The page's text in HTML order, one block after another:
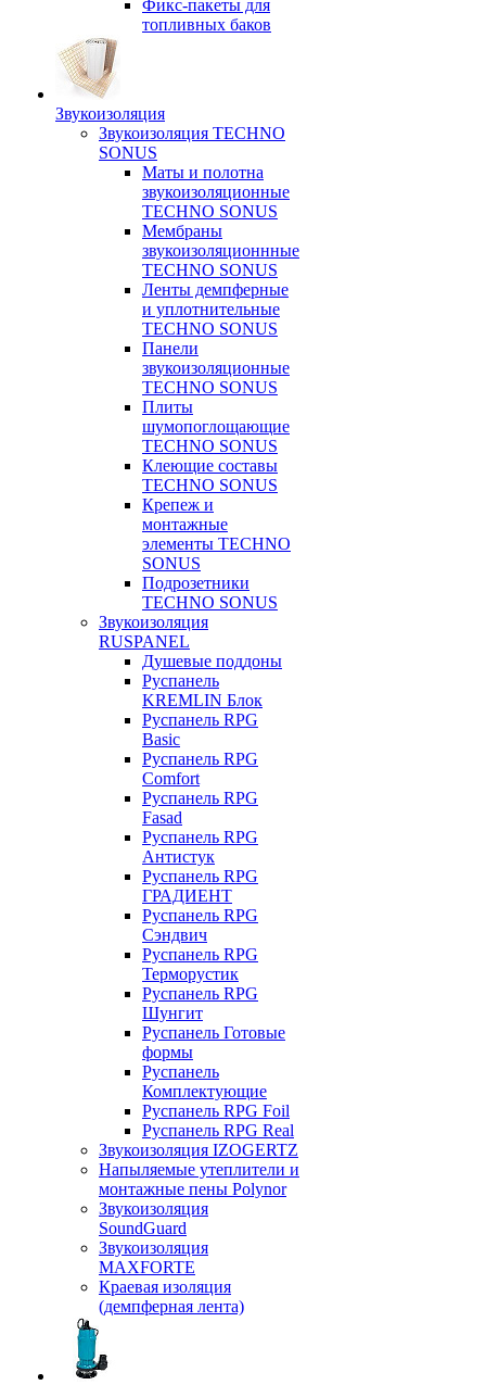
Фикс-пакеты для
топливных баков
Звукоизоляция
Звукоизоляция TECHNO
SONUS
Маты и полотна
звукоизоляционные
TECHNO SONUS
Мембраны
звукоизоляционнные
TECHNO SONUS
Ленты демпферные
и уплотнительные
TECHNO SONUS
Панели
звукоизоляционные
TECHNO SONUS
Плиты
шумопоглощающие
TECHNO SONUS
Клеющие составы
TECHNO SONUS
Крепеж и
монтажные
элементы TECHNO
SONUS
Подрозетники
TECHNO SONUS
Звукоизоляция
RUSPANEL
Душевые поддоны
Руспанель
KREMLIN Блок
Руспанель RPG
Basic
Руспанель RPG
Comfort
Руспанель RPG
Fasad
Руспанель RPG
Антистук
Руспанель RPG
ГРАДИЕНТ
Руспанель RPG
Сэндвич
Руспанель RPG
Терморустик
Руспанель RPG
Шунгит
Руспанель Готовые
формы
Руспанель
Комплектующие
Руспанель RPG Foil
Руспанель RPG Real
Звукоизоляция IZOGERTZ
Напыляемые утеплители и
монтажные пены Polynor
Звукоизоляция
SoundGuard
Звукоизоляция
MAXFORTE
Краевая изоляция
(демпферная лента)